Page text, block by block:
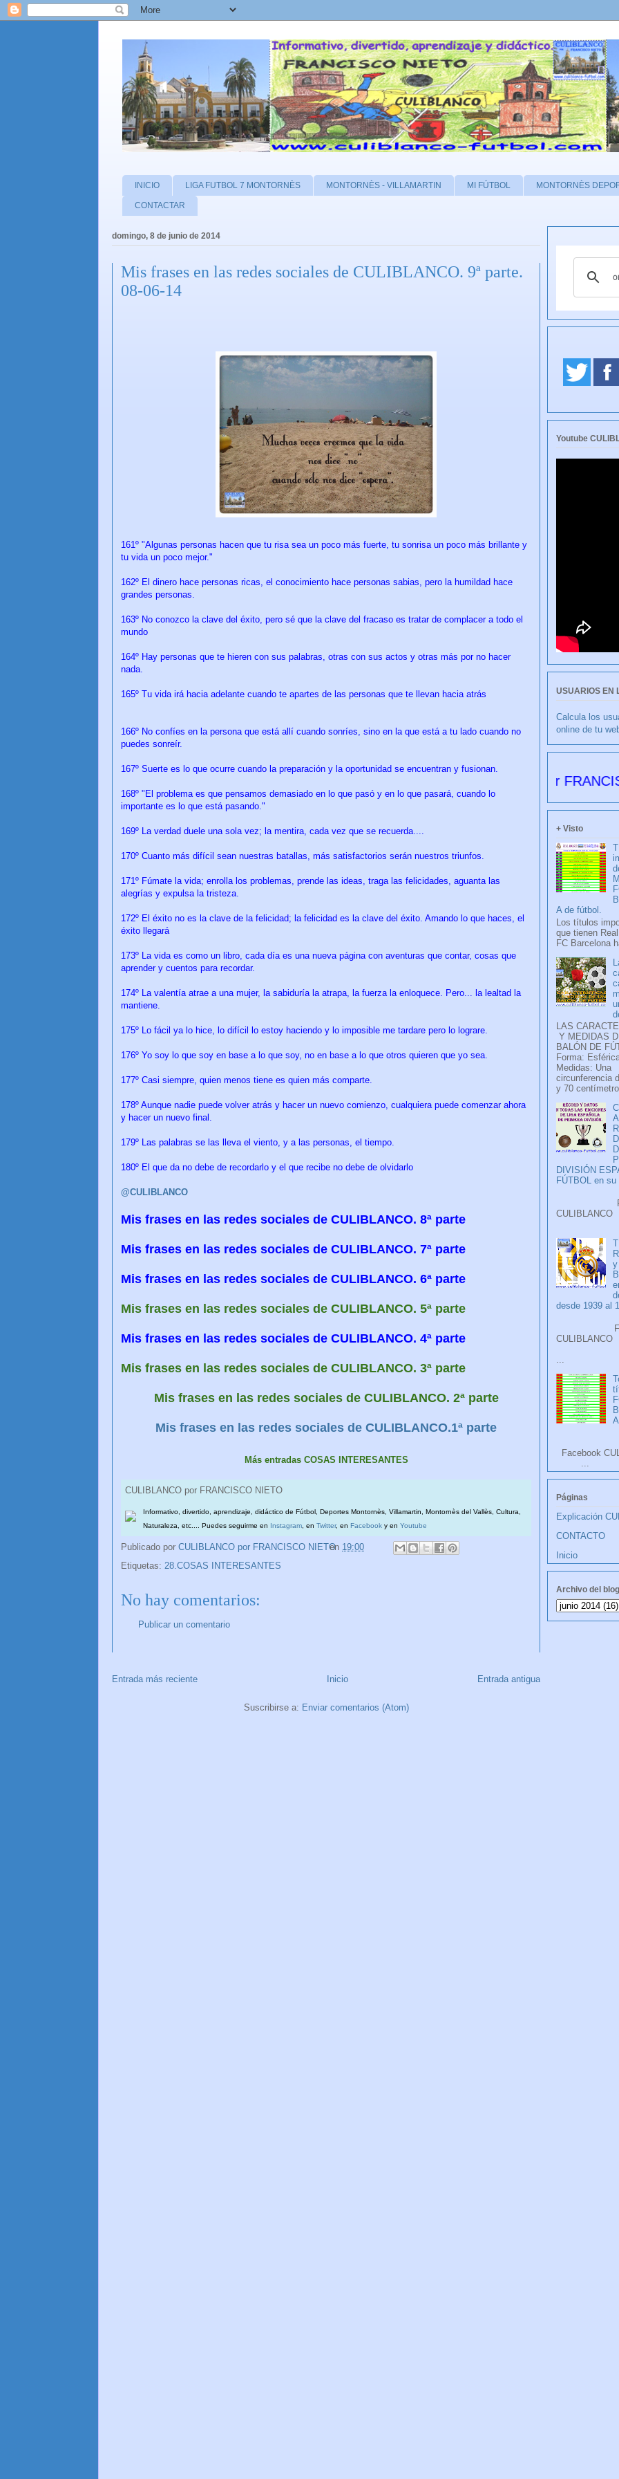
INICIO LIGA FUTBOL 7 MONTORNÈS MONTORNÈS - VILLAMARTIN MI FÚTBOL MONTORNÈS
CONTACTAR
domingo, 8 de junio de 2014
Mis frases en las redes sociales de CULIBLANCO. 9ª parte.
08-06-14
161º "Algunas personas hacen que tu risa sea un poco más fuerte, tu sonrisa un poco más brillante y
tu vida un poco mejor."
162º El dinero hace personas ricas, el conocimiento hace personas sabias, pero la humildad hace
grandes personas.
163º No conozco la clave del éxito, pero sé que la clave del fracaso es tratar de complacer a todo el
mundo
164º Hay personas que te hieren con sus palabras, otras con sus actos y otras más por no hacer
nada.
165º Tu vida irá hacia adelante cuando te apartes de las personas que te llevan hacia atrás
166º No confíes en la persona que está allí cuando sonríes, sino en la que está a tu lado cuando no
puedes sonreír.
167º Suerte es lo que ocurre cuando la preparación y la oportunidad se encuentran y fusionan.
168º "El problema es que pensamos demasiado en lo que pasó y en lo que pasará, cuando lo
importante es lo que está pasando."
169º La verdad duele una sola vez; la mentira, cada vez que se recuerda....
170º Cuanto más difícil sean nuestras batallas, más satisfactorios serán nuestros triunfos.
171º Fúmate la vida; enrolla los problemas, prende las ideas, traga las felicidades, aguanta las
alegrías y expulsa la tristeza.
172º El éxito no es la clave de la felicidad; la felicidad es la clave del éxito. Amando lo que haces, el
éxito llegará
173º La vida es como un libro, cada día es una nueva página con aventuras que contar, cosas que
aprender y cuentos para recordar.
174º La valentía atrae a una mujer, la sabiduría la atrapa, la fuerza la enloquece. Pero... la lealtad la
mantiene.
175º Lo fácil ya lo hice, lo difícil lo estoy haciendo y lo imposible me tardare pero lo lograre.
176º Yo soy lo que soy en base a lo que soy, no en base a lo que otros quieren que yo sea.
177º Casi siempre, quien menos tiene es quien más comparte.
178º Aunque nadie puede volver atrás y hacer un nuevo comienzo, cualquiera puede comenzar ahora
y hacer un nuevo final.
179º Las palabras se las lleva el viento, y a las personas, el tiempo.
180º El que da no debe de recordarlo y el que recibe no debe de olvidarlo
@CULIBLANCO
Mis frases en las redes sociales de CULIBLANCO. 8ª parte
Mis frases en las redes sociales de CULIBLANCO. 7ª parte
Mis frases en las redes sociales de CULIBLANCO. 6ª parte
Mis frases en las redes sociales de CULIBLANCO. 5ª parte
Mis frases en las redes sociales de CULIBLANCO. 4ª parte
Mis frases en las redes sociales de CULIBLANCO. 3ª parte
Mis frases en las redes sociales de CULIBLANCO. 2ª parte
Mis frases en las redes sociales de CULIBLANCO.1ª parte
Más entradas COSAS INTERESANTES
CULIBLANCO por FRANCISCO NIETO
Informativo, divertido, aprendizaje, didáctico de Fútbol, Deportes Montornès, Villamartin, Montornès del Vallès, Cultura,
Naturaleza, etc.... Puedes seguirme en
Instagram, en Twitter, en Facebook y en Youtube
Publicado por CULIBLANCO por FRANCISCO NIETO
en 19:00
Etiquetas: 28.COSAS INTERESANTES
No hay comentarios:
Publicar un comentario
Entrada más reciente Entrada antigua
Inicio
Suscribirse a: Enviar comentarios (Atom)
Youtube
USUARIOS EN
Calcula los
online de tu
CULIBLANCO por FRANCISCO
+ Visto
A de fútbol.
Los títulos
que tienen
FC Barcelona
LAS
Y MEDIDAS
BALÓN DE
Forma:
Medidas: Una
circunferencia
y 70
DIVISIÓN
FÚTBOL en su
y
desde 1939 al
Facebook
...
Páginas
Explicación
CONTACTO
Inicio
Archivo del blog